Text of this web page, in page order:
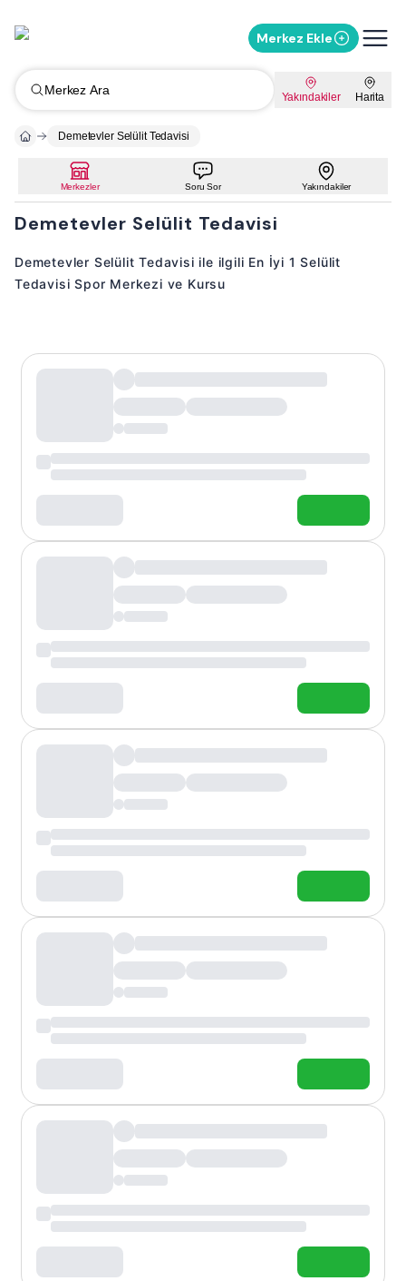
Merkez Ekle
Merkez Ara Yakındakiler Harita
Demetevler Selülit Tedavisi
Merkezler Soru Sor Yakındakiler
Demetevler Selülit Tedavisi
Demetevler Selülit Tedavisi ile ilgili En İyi 1 Selülit
Tedavisi Spor Merkezi ve Kursu